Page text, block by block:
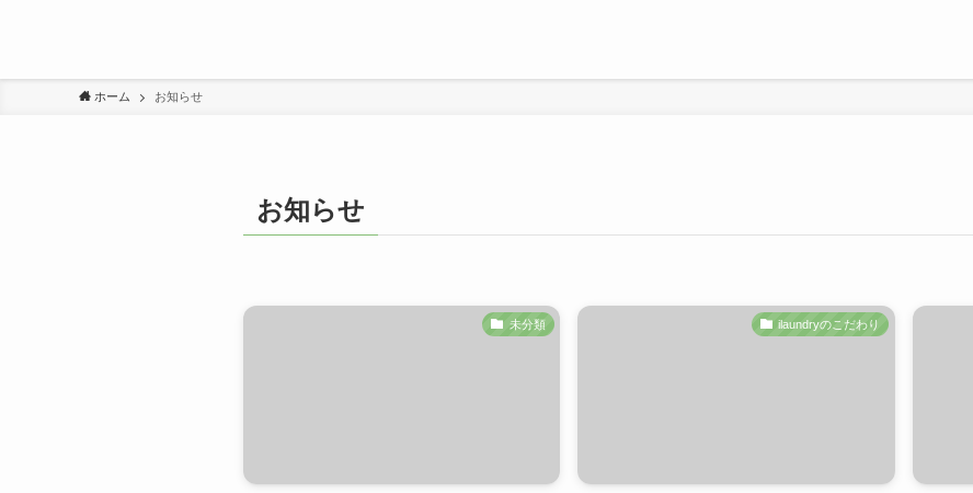
ホーム お知らせ
お知らせ
未分類 ilaundryのこだわり